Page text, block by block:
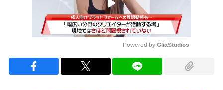
Powered by GliaStudios